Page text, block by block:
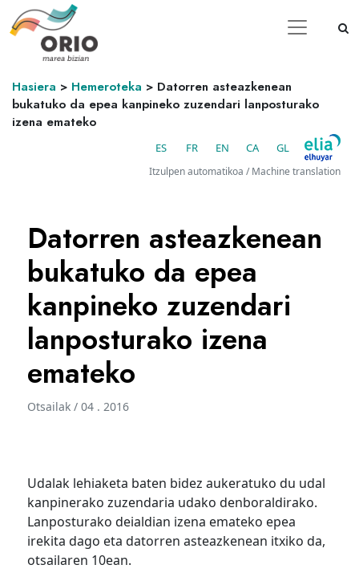
Hasiera > Hemeroteka > Datorren asteazkenean
bukatuko da epea kanpineko zuzendari lanposturako
izena emateko
ES FR EN CA GL
Itzulpen automatikoa / Machine translation
Datorren asteazkenean
bukatuko da epea
kanpineko zuzendari
lanposturako izena
emateko
Otsailak / 04 . 2016
Udalak lehiaketa baten bidez aukeratuko du udal
kanpinerako zuzendaria udako denboraldirako.
Lanposturako deialdian izena emateko epea
irekita dago eta datorren asteazkenean itxiko da,
otsailaren 10ean.